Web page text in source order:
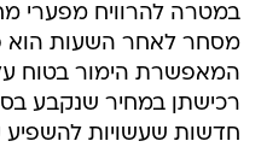
במטרה להרוויח מפערי
מסחר לאחר השעות הוא
המאפשרת הימור בטוח
רכישתן במחיר שנקבע
חדשות שעשויות להשפיע